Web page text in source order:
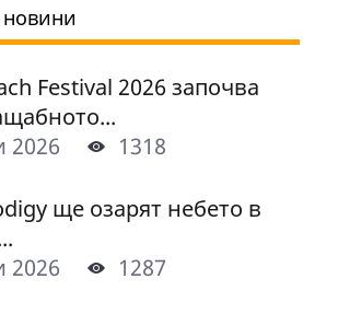
Festival 2026 започва
2026
1318
ще озарят небето в
2026
1287